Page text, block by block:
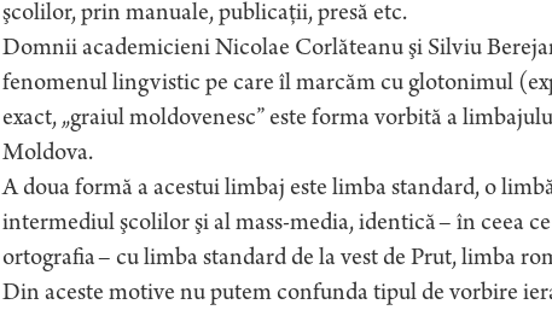
şcolilor, prin manuale, publicaţii, presă etc.
Domnii academicieni Nicolae Corlăteanu şi Silviu
fenomenul lingvistic pe care îl marcăm cu glotonimul
exact, „graiul moldovenesc” este forma vorbită a
Moldova.
A doua formă a acestui limbaj este limba standard, o
intermediul şcolilor şi al mass-media, identică – în ceea
ortografia – cu limba standard de la vest de Prut, limba
Din aceste motive nu putem confunda tipul de vorbire